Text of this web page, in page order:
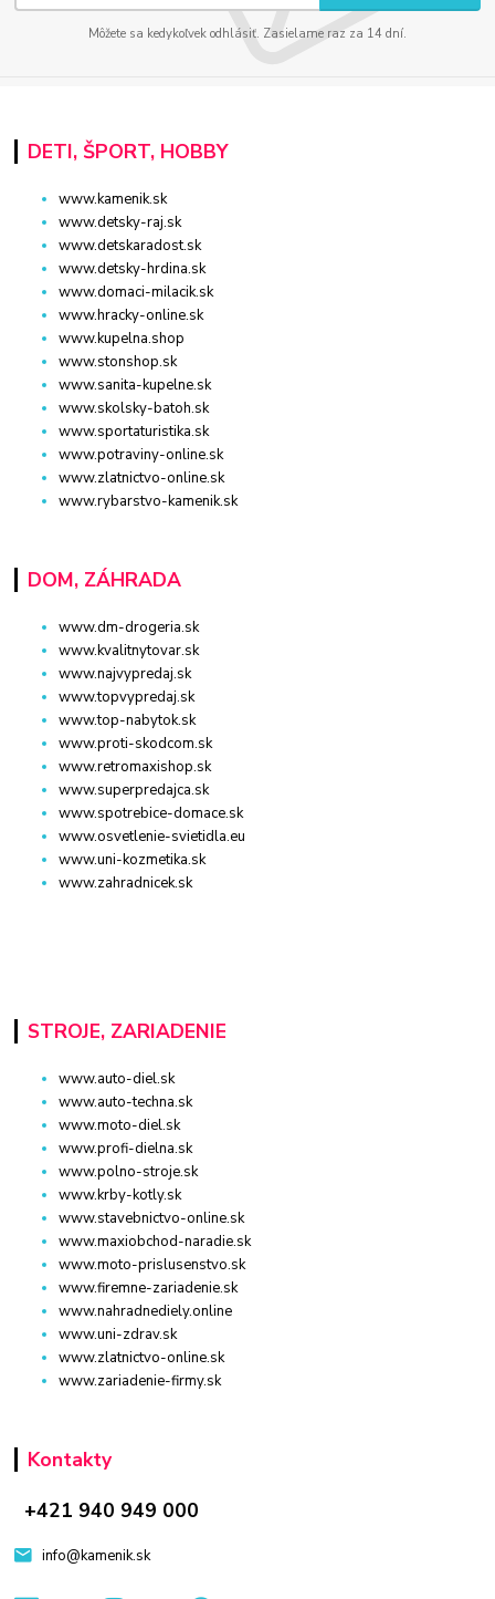
Môžete sa kedykoľvek odhlásiť. Zasielame raz za 14 dní.
DETI, ŠPORT, HOBBY
www.kamenik.sk
www.detsky-raj.sk
www.detskaradost.sk
www.detsky-hrdina.sk
www.domaci-milacik.sk
www.hracky-online.sk
www.kupelna.shop
www.stonshop.sk
www.sanita-kupelne.sk
www.skolsky-batoh.sk
www.sportaturistika.sk
www.potraviny-online.sk
www.zlatnictvo-online.sk
www.rybarstvo-kamenik.sk
DOM, ZÁHRADA
www.dm-drogeria.sk
www.kvalitnytovar.sk
www.najvypredaj.sk
www.topvypredaj.sk
www.top-nabytok.sk
www.proti-skodcom.sk
www.retromaxishop.sk
www.superpredajca.sk
www.spotrebice-domace.sk
www.osvetlenie-svietidla.eu
www.uni-kozmetika.sk
www.zahradnicek.sk
STROJE, ZARIADENIE
www.auto-diel.sk
www.auto-techna.sk
www.moto-diel.sk
www.profi-dielna.sk
www.polno-stroje.sk
www.krby-kotly.sk
www.stavebnictvo-online.sk
www.maxiobchod-naradie.sk
www.moto-prislusenstvo.sk
www.firemne-zariadenie.sk
www.nahradnediely.online
www.uni-zdrav.sk
www.zlatnictvo-online.sk
www.zariadenie-firmy.sk
Kontakty
+421 940 949 000
info@kamenik.sk